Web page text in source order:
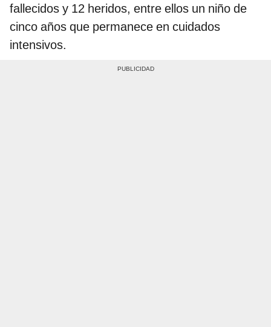
fallecidos y 12 heridos, entre ellos un niño de
cinco años que permanece en cuidados
intensivos.